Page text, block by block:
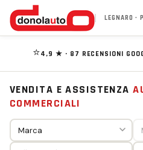
LEGNARO ·
⭐4,9 ★ · 87 RECENSIONI
VENDITA E ASSISTENZA
COMMERCIALI